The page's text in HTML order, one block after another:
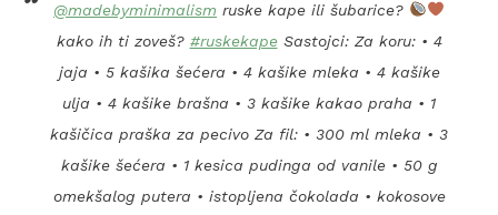
@madebyminimalism ruske kape ili šubarice?
kako ih ti zoveš? #ruskekapeSastojci: Za koru: • 4
jaja • 5 kašika šećera • 4 kašike mleka • 4 kašike
ulja • 4 kašike brašna • 3 kašike kakao praha • 1
kašičica praška za pecivo Za fil: • 300 ml mleka • 3
kašike šećera • 1 kesica pudinga od vanile • 50 g
omekšalog putera • istopljena čokolada • kokosove